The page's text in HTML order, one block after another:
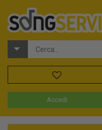
Accedi